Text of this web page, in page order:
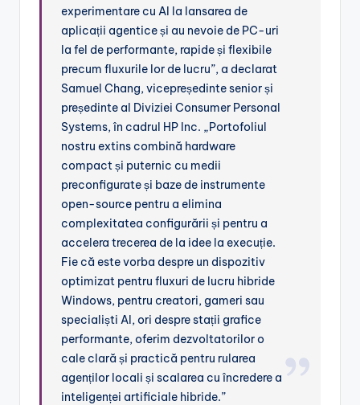
experimentare cu AI la lansarea de
aplicații agentice și au nevoie de PC-uri
la fel de performante, rapide și flexibile
precum fluxurile lor de lucru”, a declarat
Samuel Chang, vicepreședinte senior și
președinte al Diviziei Consumer Personal
Systems, în cadrul HP Inc. „Portofoliul
nostru extins combină hardware
compact și puternic cu medii
preconfigurate și baze de instrumente
open-source pentru a elimina
complexitatea configurării și pentru a
accelera trecerea de la idee la execuție.
Fie că este vorba despre un dispozitiv
optimizat pentru fluxuri de lucru hibride
Windows, pentru creatori, gameri sau
specialiști AI, ori despre stații grafice
performante, oferim dezvoltatorilor o
cale clară și practică pentru rularea
agenților locali și scalarea cu încredere a
inteligenței artificiale hibride.”